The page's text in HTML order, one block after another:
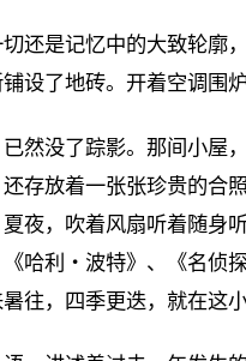
还是记忆中的大致轮
设了地砖。开着空调围
然没了踪影。那间小屋
存放着一张张珍贵的合
夜，吹着风扇听着随身
哈利・波特》、《名侦
往，四季更迭，就在这